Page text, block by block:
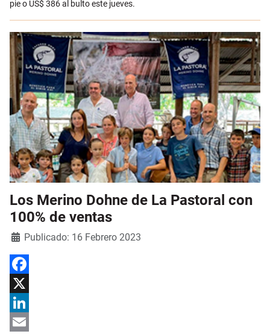
pie o US$ 386 al bulto este jueves.
Los Merino Dohne de La Pastoral con
100% de ventas
DetallesPublicado: 16 Febrero 2023
Facebook
X
LinkedIn